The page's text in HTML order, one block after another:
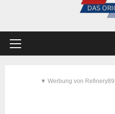
▼ Werbung von Refinery89